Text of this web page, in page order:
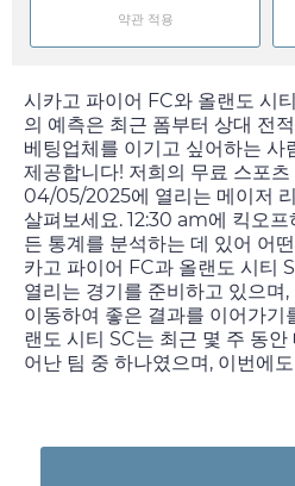
약관 적용
시카고 파이어 FC와 올랜도 시
의 예측은 최근 폼부터 상대 전
베팅업체를 이기고 싶어하는 사
제공합니다! 저희의 무료 스포
04/05/2025에 열리는 메이저
살펴보세요. 12:30 am에 킥오프
든 통계를 분석하는 데 있어 어
카고 파이어 FC과 올랜도 시티
열리는 경기를 준비하고 있으며
이동하여 좋은 결과를 이어가기
랜도 시티 SC는 최근 몇 주 동
어난 팀 중 하나였으며, 이번에